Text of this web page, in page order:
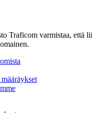
Traficom varmistaa, että